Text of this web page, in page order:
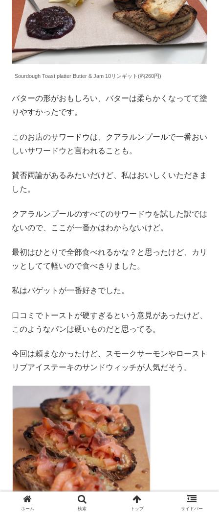
Sourdough Toast platter Butter & Jam 10リンギット(約260円)
バターの形がおもしろい、バターは柔らかくなってて塗
りやすかったです。
このお店のサワードウは、クアラルンプールで一番おい
しいサワードウと言われることも。
賛否両論があるみたいだけど、私はおいしくいただきま
した。
クアラルンプールのすべてのサワードウを試した訳では
ないので、ここが一番かはわからないけど。
最初はひとりで全部食べれるかな？と思ったけど、カリ
ッとしてて軽いので食べきりました。
私はバゲットが一番好きでした。
口コミでトーストが硬すぎるという意見があったけど、
このようなパンは硬いものだと思ってる。
今回は頼まなかったけど、スモークサーモンやロースト
リブアイステーキのサンドウィッチが人気だそう。
ホーム 検索 トップ サイドバー